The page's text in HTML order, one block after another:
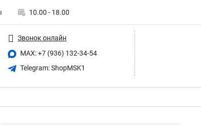
10.00 - 18.00
Звонок онлайн
MAX: +7 (936) 132-34-54
Telegram: ShopMSK1